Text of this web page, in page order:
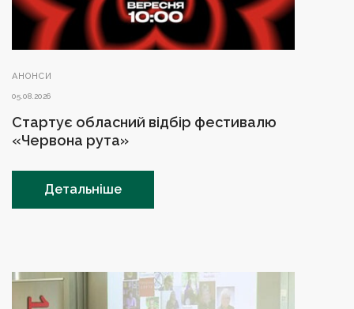
АНОНСИ
05.08.2026
Стартує обласний відбір фестивалю
«Червона рута»
Детальніше